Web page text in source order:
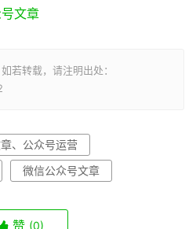
文章
若转载，请注明出处：
、公众号运营
微信公众号文章
赞 (0)